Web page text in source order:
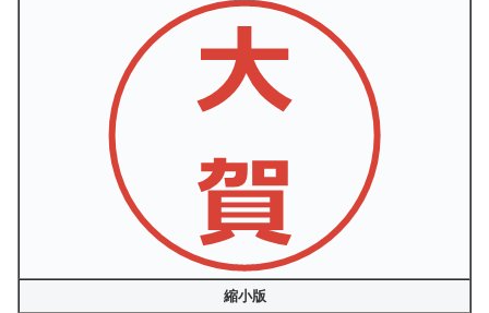
縮小版